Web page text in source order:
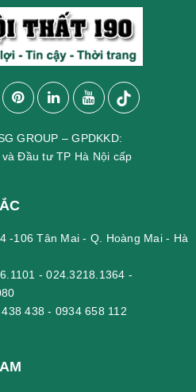
GROUP – GPDKKD:
Đầu tư TP Hà Nội cấp
-106 Tân Mai - Q. Hoàng Mai - Hà
-024.3218.1364 -
438 - 0934 658 112